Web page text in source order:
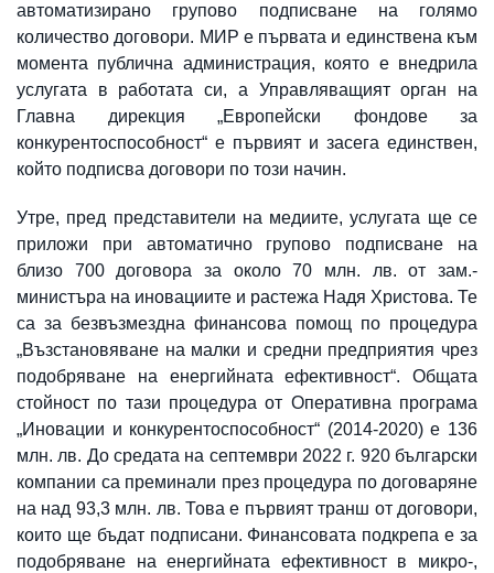
автоматизирано групово подписване на голямо
количество договори. МИР е първата и единствена към
момента публична администрация, която е внедрила
услугата в работата си, а Управляващият орган на
Главна дирекция „Европейски фондове за
конкурентоспособност“ е първият и засега единствен,
който подписва договори по този начин.
Утре, пред представители на медиите, услугата ще се
приложи при автоматично групово подписване на
близо 700 договора за около 70 млн. лв. от зам.-
министъра на иновациите и растежа Надя Христова. Те
са за безвъзмездна финансова помощ по процедура
„Възстановяване на малки и средни предприятия чрез
подобряване на енергийната ефективност“. Общата
стойност по тази процедура от Оперативна програма
„Иновации и конкурентоспособност“ (2014-2020) е 136
млн. лв. До средата на септември 2022 г. 920 български
компании са преминали през процедура по договаряне
на над 93,3 млн. лв. Това е първият транш от договори,
които ще бъдат подписани. Финансовата подкрепа е за
подобряване на енергийната ефективност в микро-,